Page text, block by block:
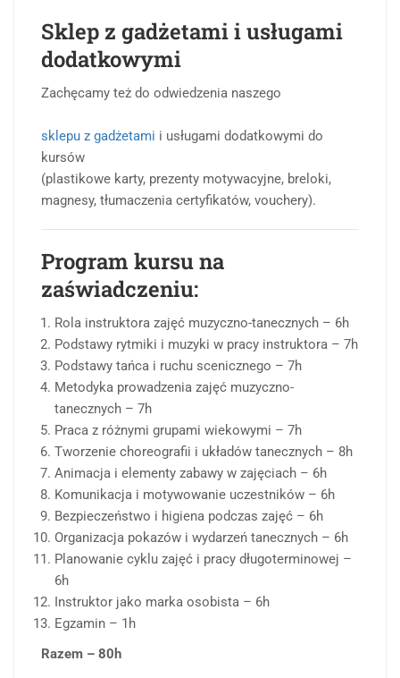
Sklep z gadżetami i usługami
dodatkowymi
Zachęcamy też do odwiedzenia naszego
sklepu z gadżetami i usługami dodatkowymi do
kursów
(plastikowe karty, prezenty motywacyjne, breloki,
magnesy, tłumaczenia certyfikatów, vouchery).
Program kursu na
zaświadczeniu:
Rola instruktora zajęć muzyczno-tanecznych – 6h
Podstawy rytmiki i muzyki w pracy instruktora – 7h
Podstawy tańca i ruchu scenicznego – 7h
Metodyka prowadzenia zajęć muzyczno-
tanecznych – 7h
Praca z różnymi grupami wiekowymi – 7h
Tworzenie choreografii i układów tanecznych – 8h
Animacja i elementy zabawy w zajęciach – 6h
Komunikacja i motywowanie uczestników – 6h
Bezpieczeństwo i higiena podczas zajęć – 6h
Organizacja pokazów i wydarzeń tanecznych – 6h
Planowanie cyklu zajęć i pracy długoterminowej –
6h
Instruktor jako marka osobista – 6h
Egzamin – 1h
Razem – 80h